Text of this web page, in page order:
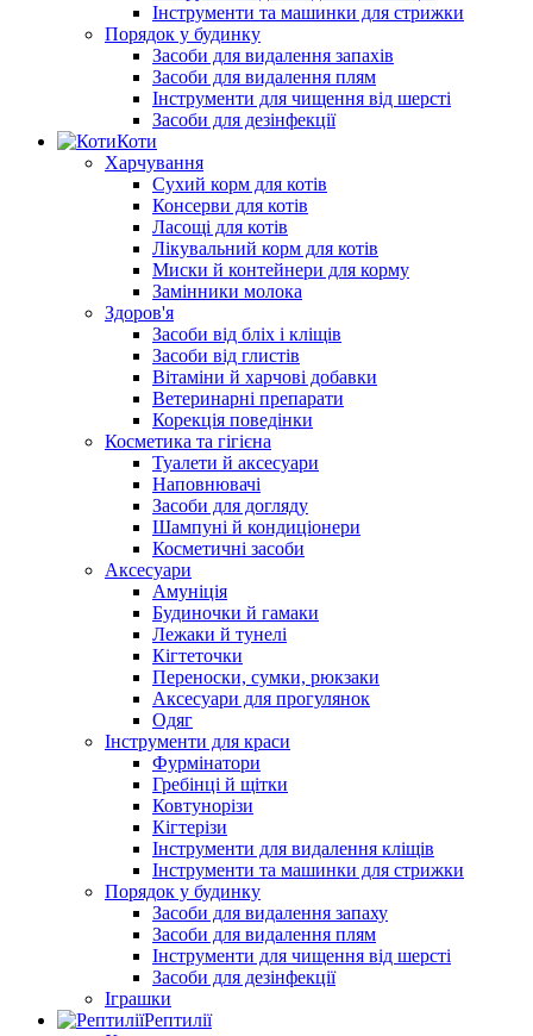
Інструменти та машинки для стрижки
Порядок у будинку
Засоби для видалення запахів
Засоби для видалення плям
Інструменти для чищення від шерсті
Засоби для дезінфекції
Коти
Харчування
Сухий корм для котів
Консерви для котів
Ласощі для котів
Лікувальний корм для котів
Миски й контейнери для корму
Замінники молока
Здоров'я
Засоби від бліх і кліщів
Засоби від глистів
Вітаміни й харчові добавки
Ветеринарні препарати
Корекція поведінки
Косметика та гігієна
Туалети й аксесуари
Наповнювачі
Засоби для догляду
Шампуні й кондиціонери
Косметичні засоби
Аксесуари
Амуніція
Будиночки й гамаки
Лежаки й тунелі
Кігтеточки
Переноски, сумки, рюкзаки
Аксесуари для прогулянок
Одяг
Інструменти для краси
Фурмінатори
Гребінці й щітки
Ковтунорізи
Кігтерізи
Інструменти для видалення кліщів
Інструменти та машинки для стрижки
Порядок у будинку
Засоби для видалення запаху
Засоби для видалення плям
Інструменти для чищення від шерсті
Засоби для дезінфекції
Іграшки
Рептилії